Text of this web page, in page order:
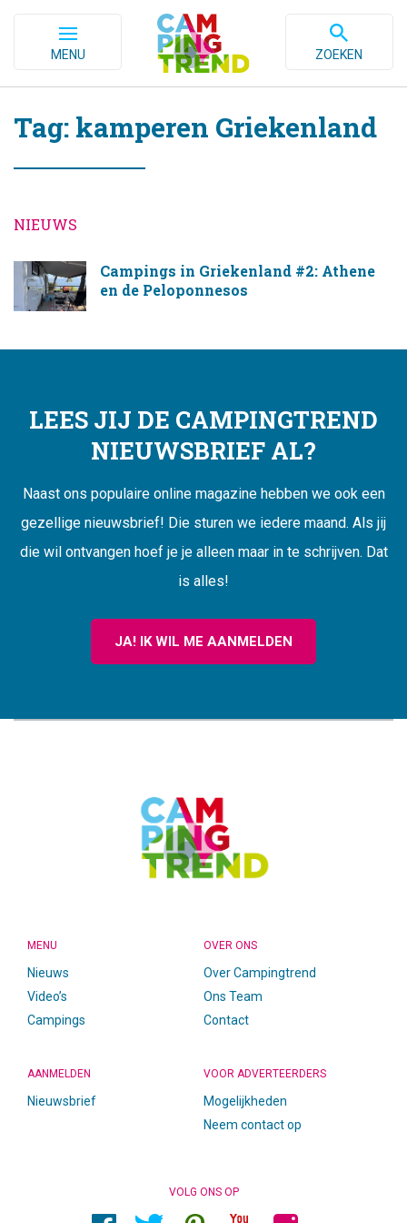
MENU ZOEKEN
Tag: kamperen Griekenland
NIEUWS
Campings in Griekenland #2: Athene
en de Peloponnesos
LEES JIJ DE CAMPINGTREND
NIEUWSBRIEF AL?
Naast ons populaire online magazine hebben we ook een
gezellige nieuwsbrief! Die sturen we iedere maand. Als jij
die wil ontvangen hoef je je alleen maar in te schrijven. Dat
is alles!
JA! IK WIL ME AANMELDEN
MENU
Nieuws
Video’s
Campings
OVER ONS
Over Campingtrend
Ons Team
Contact
AANMELDEN
Nieuwsbrief
VOOR ADVERTEERDERS
Mogelijkheden
Neem contact op
VOLG ONS OP